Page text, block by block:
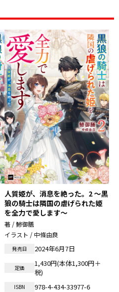
人質姫が、消息を絶った。2 ～黒
狼の騎士は隣国の虐げられた姫
を全力で愛します～
著 / 鯵御膳
イラスト / 中條由良
発売日 2024年6月7日
定価
1,430円(本体1,300円＋
税)
ISBN 978-4-434-33977-6